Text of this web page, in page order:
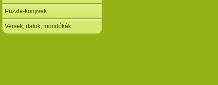
Puzzle-könyvek
Versek, dalok, mondókák